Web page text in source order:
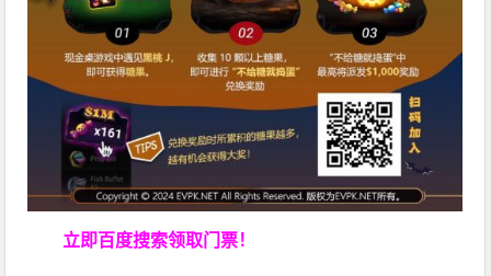
立即百度搜索领取门票！